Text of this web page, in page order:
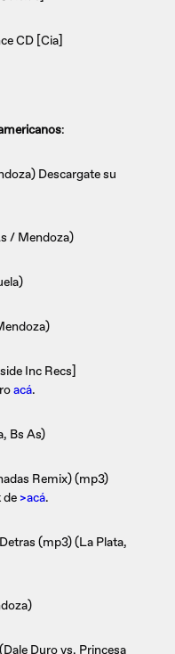
CD [Cia]
:
Descargate su
/ Mendoza)
Inc Recs]
acá.
Bs As)
Remix) (mp3)
de >acá.
(mp3) (La Plata,
Duro vs. Princesa